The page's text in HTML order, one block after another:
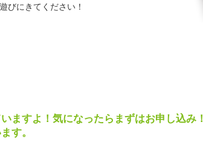
びにきてください！
ますよ！気になったらまずはお申し込み！
す。